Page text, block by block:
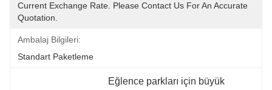
Current Exchange Rate. Please Contact Us For An Accurate
Quotation.
Ambalaj Bilgileri:
Standart Paketleme
Eğlence parkları için büyük